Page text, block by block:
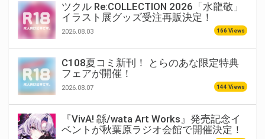
ツクル Re:COLLECTION 2026「水龍敬」
イラスト展グッズ受注再販決定！
2026.08.03 166 Views
C108夏コミ新刊！ とらのあな限定特典
フェアが開催！
2026.08.07 144 Views
『VivA! 緜/wata Art Works』発売記念イ
ベントが秋葉原ラジオ会館で開催決定！